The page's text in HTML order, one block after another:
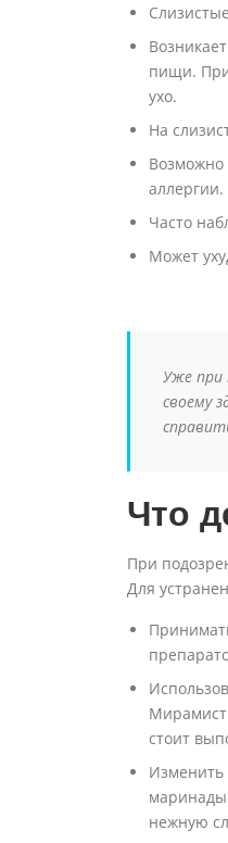
пищи. При
ухо.
На
Возможно
аллергии.
Часто
Может
Уже при
своему
Что
При
Для
стоит
Изменить
маринады
нежную